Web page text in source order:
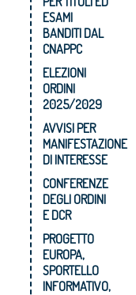
ESAMI
BANDITI DAL
CNAPPC
ELEZIONI
ORDINI
2025/2029
AVVISI PER
MANIFESTAZIONE
DI INTERESSE
CONFERENZE
DEGLI ORDINI
E DCR
PROGETTO
EUROPA,
SPORTELLO
INFORMATIVO,